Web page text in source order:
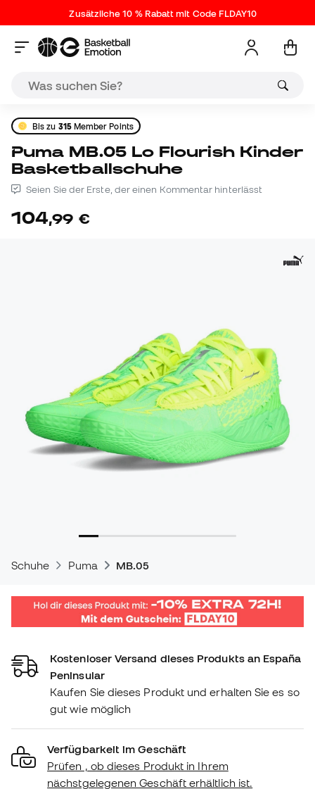
Zusätzliche 10 % Rabatt mit Code FLDAY10
Bis zu 315Member Points
Puma MB.05 Lo Flourish Kinder
Basketballschuhe
Seien Sie der Erste, der einen Kommentar hinterlässt
104,99 €
Schuhe Puma MB.05
Kostenloser Versand dieses Produkts an España
Peninsular
Kaufen Sie dieses Produkt und erhalten Sie es so
gut wie möglich
Verfügbarkeit im Geschäft
Prüfen , ob dieses Produkt in Ihrem
nächstgelegenen Geschäft erhältlich ist.